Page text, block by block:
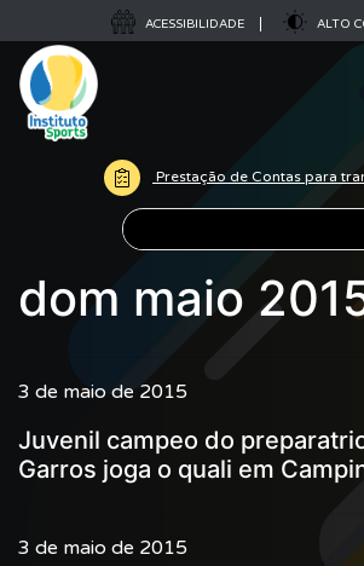
ACESSIBILIDADE ALTO
Prestação de Contas para
Pesquisar
dom maio
3 de maio de 2015
Juvenil campeo do
Garros joga o quali em
3 de maio de 2015